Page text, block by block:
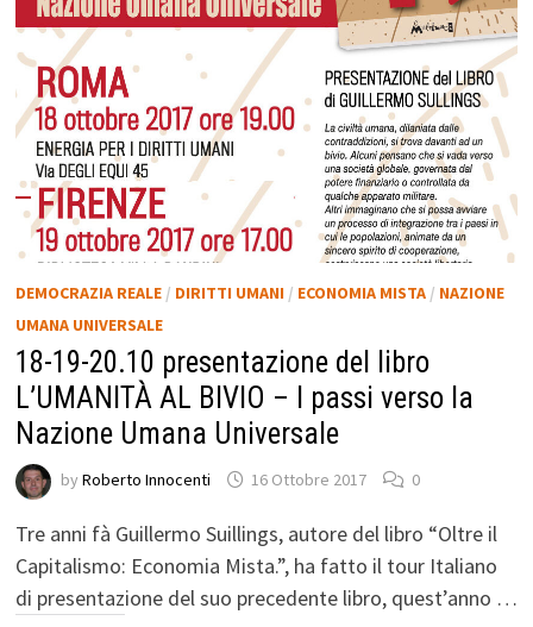
DEMOCRAZIA REALE/ DIRITTI UMANI / ECONOMIA MISTA/ NAZIONE
UMANA UNIVERSALE
18-19-20.10 presentazione del libro
L’UMANITÀ AL BIVIO – I passi verso la
Nazione Umana Universale
by Roberto Innocenti 16 Ottobre 2017 0
Tre anni fà Guillermo Suillings, autore del libro “Oltre il
Capitalismo: Economia Mista.”, ha fatto il tour Italiano
di presentazione del suo precedente libro, quest’anno …